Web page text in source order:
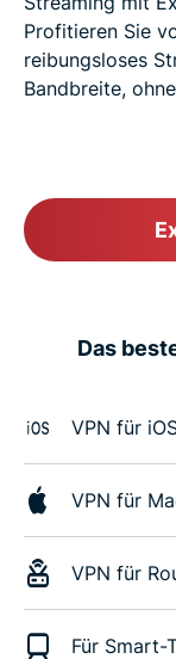
Profitieren Sie
reibungsloses
Bandbreite,
Das
VPN für
VPN für
VPN für
Für Smart-